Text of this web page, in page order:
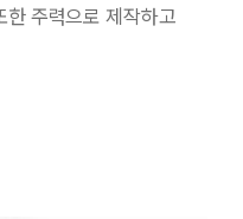
한 주력으로 제작하고